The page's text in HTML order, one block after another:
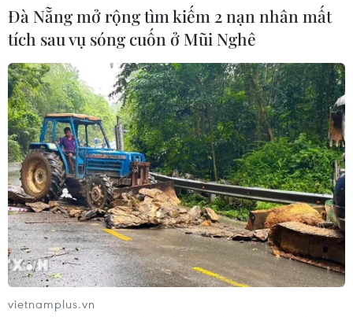
Đà Nẵng mở rộng tìm kiếm 2 nạn nhân mất
tích sau vụ sóng cuốn ở Mũi Nghê
vietnamplus.vn